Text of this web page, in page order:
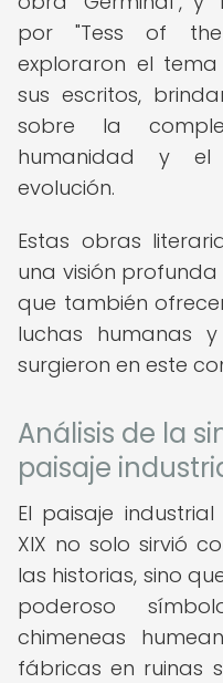
por "Tess of the
exploraron el
sus escritos,
sobre la
humanidad y el
evolución.
Estas obras
una visión
que también
luchas humanas
surgieron en este
Análisis de la
paisaje
El paisaje
XIX no solo sirvió
las historias, sino
poderoso
chimeneas
fábricas en ruinas